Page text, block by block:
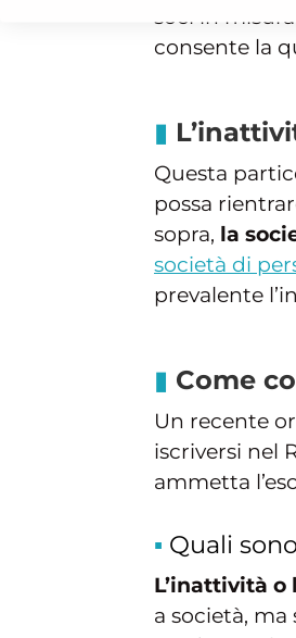
soci in
consente la
Questa
possa
sopra, la
società di
prevalente
Come
Un recente
iscriversi nel
ammetta
Quali
L’inattività o
a società,